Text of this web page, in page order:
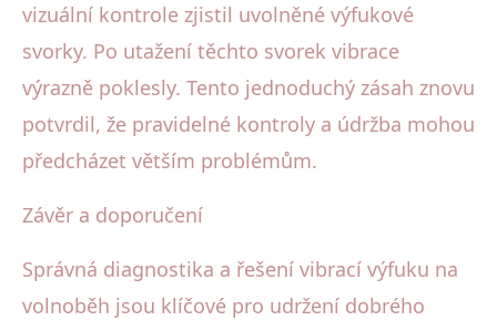
vizuální kontrole zjistil uvolněné výfukové
svorky. Po utažení těchto svorek vibrace
výrazně poklesly. Tento jednoduchý zásah znovu
potvrdil, že pravidelné kontroly a údržba mohou
předcházet větším problémům.
Závěr a doporučení
Správná diagnostika a řešení vibrací výfuku na
volnoběh jsou klíčové pro udržení dobrého